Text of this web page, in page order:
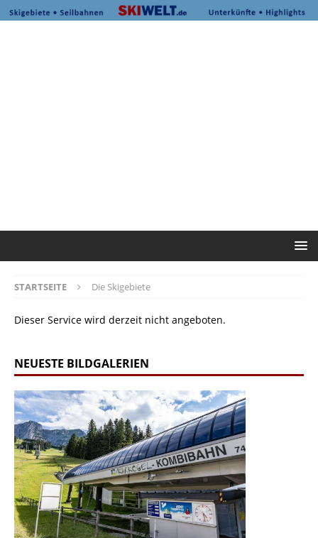
STARTSEITE Die Skigebiete
Dieser Service wird derzeit nicht angeboten.
NEUESTE BILDGALERIEN